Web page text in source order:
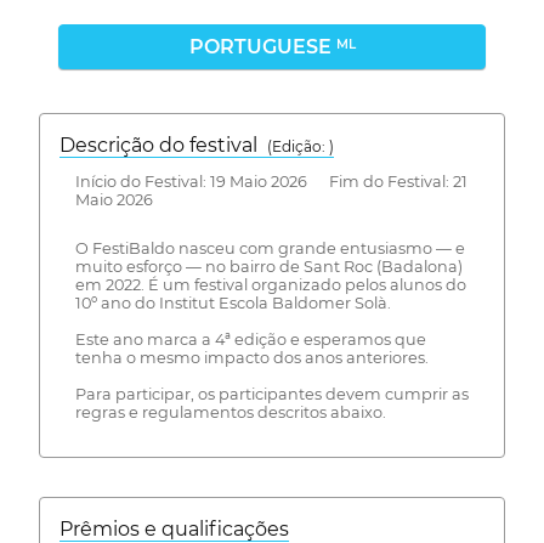
PORTUGUESE ML
Descrição do festival
(Edição: )
Início do Festival: 19 Maio 2026 Fim do Festival: 21
Maio 2026
O FestiBaldo nasceu com grande entusiasmo — e
muito esforço — no bairro de Sant Roc (Badalona)
em 2022. É um festival organizado pelos alunos do
10º ano do Institut Escola Baldomer Solà.
Este ano marca a 4ª edição e esperamos que
tenha o mesmo impacto dos anos anteriores.
Para participar, os participantes devem cumprir as
regras e regulamentos descritos abaixo.
Prêmios e qualificações